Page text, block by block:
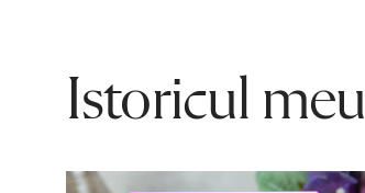
Istoricul meu